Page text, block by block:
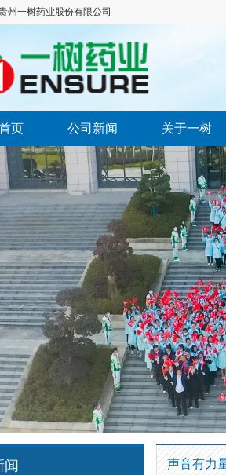
州一树药业股份有限公司
页 公司新闻 关于一树
闻